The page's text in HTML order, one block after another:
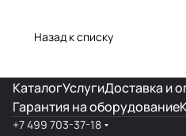
Назад к списку
КаталогУслугиДоставка и
Гарантия на оборудование
+7 499 703-37-18